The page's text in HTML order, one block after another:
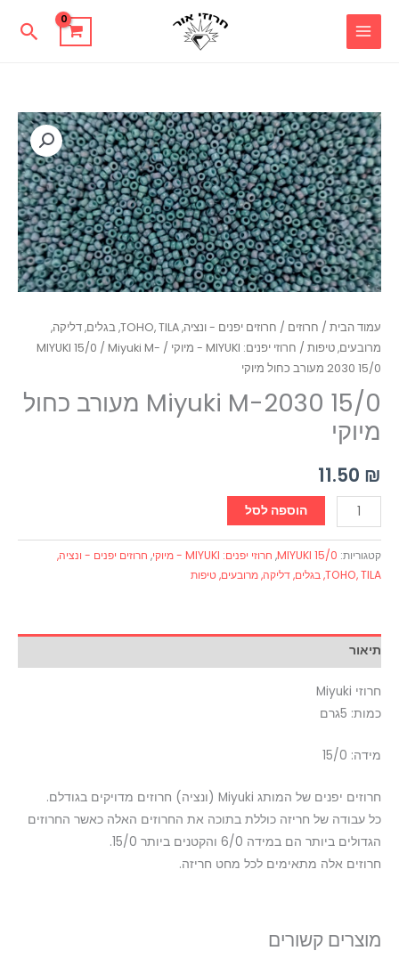
דילוג
עמוד הבית / חרוזים /
חרוזים יפנים - ונציה, TOHO, TILA, בגלים, דליקה,
מרובעים, טיפות / חרוזי יפנים: MIYUKI - מיוקי /
MIYUKI 15/0 / Miyuki M-
2030 15/0 מעורב כחול מיוקי
Miyuki M-2030 15/0 מעורב כחול
מיוקי
11.50 ₪
כמות
של
Miyuki
M-
2030
15/0
מעורב
כחול
הוספה לסל
קטגוריות: MIYUKI 15/0
, חרוזי יפנים: MIYUKI - מיוקי , חרוזים יפנים - ונציה,
TOHO, TILA, בגלים, דליקה, מרובעים, טיפות
תיאור
חרוזי Miyuki
כמות: 5גרם
מידה: 15/0
חרוזים יפנים של המותג Miyuki (ונציה) חרוזים מדויקים בגודלם.
כל עבודה של חריזה כוללת בתוכה את החרוזים האלה כאשר החרוזים
הגדולים ביותר הם במידה 6/0 והקטנים ביותר 15/0.
חרוזים אלה מתאימים לכל מחט חריזה.
מוצרים קשורים